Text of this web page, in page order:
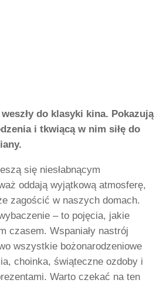
do klasyki kina. Pokazują
i tkwiącą w nim siłę do
się niesłabnącym
oddają wyjątkową atmosferę,
zagościć w naszych domach.
– to pojęcia, jakie
czasem. Wspaniały nastrój
wszystkie bożonarodzeniowe
choinka, świąteczne ozdoby i
Warto czekać na ten